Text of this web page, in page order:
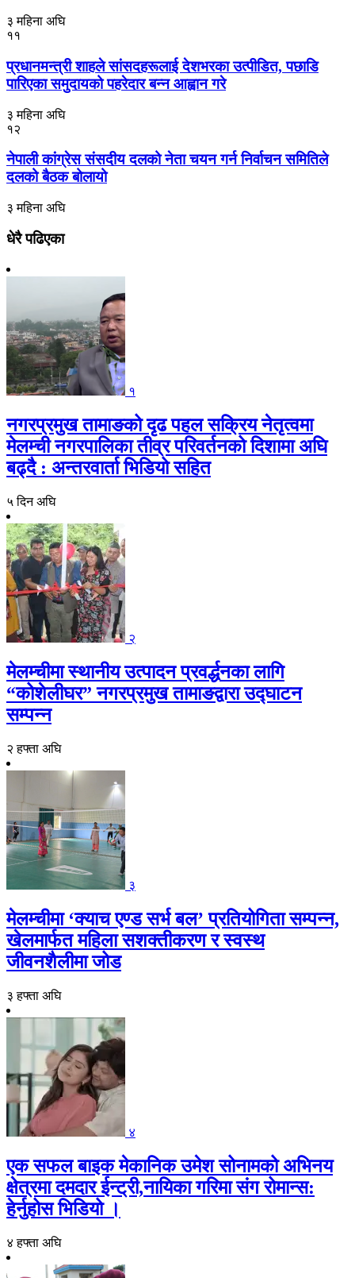
३ महिना अघि
११
प्रधानमन्त्री शाहले सांसदहरूलाई देशभरका उत्पीडित, पछाडि
पारिएका समुदायको पहरेदार बन्न आह्वान गरे
३ महिना अघि
१२
नेपाली कांग्रेस संसदीय दलको नेता चयन गर्न निर्वाचन समितिले
दलको बैठक बोलायो
३ महिना अघि
धेरै पढिएका
१
नगरप्रमुख तामाङको दृढ पहल सक्रिय नेतृत्वमा
मेलम्ची नगरपालिका तीव्र परिवर्तनको दिशामा अघि
बढ्दै : अन्तरवार्ता भिडियो सहित
५ दिन अघि
२
मेलम्चीमा स्थानीय उत्पादन प्रवर्द्धनका लागि
“कोशेलीघर” नगरप्रमुख तामाङद्वारा उद्घाटन
सम्पन्न
२ हफ्ता अघि
३
मेलम्चीमा ‘क्याच एण्ड सर्भ बल’ प्रतियोगिता सम्पन्न,
खेलमार्फत महिला सशक्तीकरण र स्वस्थ
जीवनशैलीमा जोड
३ हफ्ता अघि
४
एक सफल बाइक मेकानिक उमेश सोनामको अभिनय
क्षेत्रमा दमदार ईन्ट्री,नायिका गरिमा संग रोमान्स:
हेर्नुहोस भिडियो ।
४ हफ्ता अघि